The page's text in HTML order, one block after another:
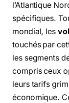
l’Atlantique
spécifiques.
mondial, les
touchés par
les segments
compris ceux
leurs tarifs
économique.